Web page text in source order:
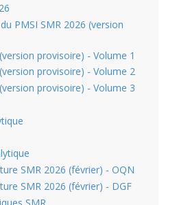
PMSI SMR 2026 (version
provisoire) - Volume 1
provisoire) - Volume 2
provisoire) - Volume 3
SMR 2026 (février) - OQN
SMR 2026 (février) - DGF
SMR